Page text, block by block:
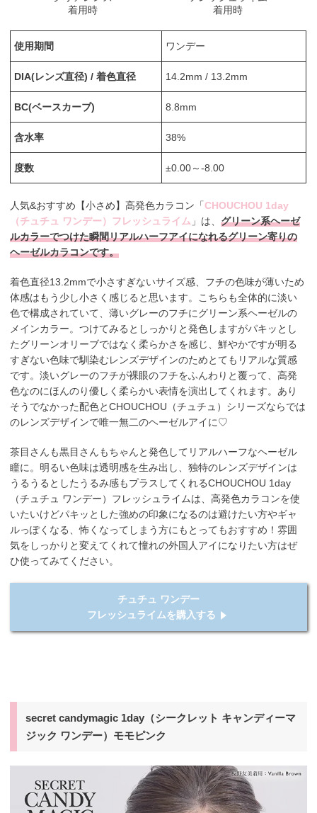
着用時
着用時
使用期間 ワンデー
DIA(レンズ直径) / 着色直径 14.2mm / 13.2mm
BC(ベースカーブ) 8.8mm
含水率 38%
度数 ±0.00～-8.00
人気&おすすめ【小さめ】高発色カラコン「CHOUCHOU 1day
（チュチュ ワンデー）フレッシュライム 」は、グリーン系ヘーゼ
ルカラーでつけた瞬間リアルハーフアイになれるグリーン寄りの
ヘーゼルカラコンです。
着色直径13.2mmで小さすぎないサイズ感、フチの色味が薄いため
体感はもう少し小さく感じると思います。こちらも全体的に淡い
色で構成されていて、薄いグレーのフチにグリーン系ヘーゼルの
メインカラー。つけてみるとしっかりと発色しますがパキッとし
たグリーンオリーブではなく柔らかさを感じ、鮮やかですが明る
すぎない色味で馴染むレンズデザインのためとてもリアルな質感
です。淡いグレーのフチが裸眼のフチをふんわりと覆って、高発
色なのにほんのり優しく柔らかい表情を演出してくれます。あり
そうでなかった配色とCHOUCHOU（チュチュ）シリーズならでは
のレンズデザインで唯一無二のヘーゼルアイに♡
茶目さんも黒目さんもちゃんと発色してリアルハーフなヘーゼル
瞳に。明るい色味は透明感を生み出し、独特のレンズデザインは
うるうるとしたうるみ感もプラスしてくれるCHOUCHOU 1day
（チュチュ ワンデー）フレッシュライムは、高発色カラコンを使
いたいけどパキッとした強めの印象になるのは避けたい方やギャ
ルっぽくなる、怖くなってしまう方にもとってもおすすめ！雰囲
気をしっかりと変えてくれて憧れの外国人アイになりたい方はぜ
ひ使ってみてください。
チュチュ ワンデー
フレッシュライムを購入する
secret candymagic 1day（シークレット キャンディーマ
ジック ワンデー）モモピンク